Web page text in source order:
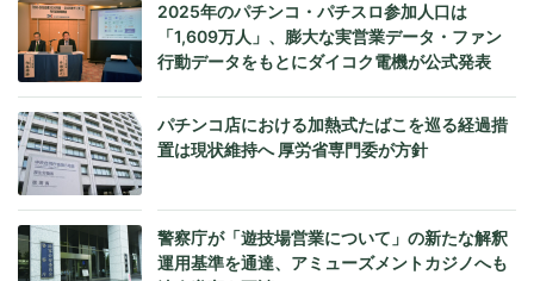
2025年のパチンコ・パチスロ参加人口は
「1,609万人」、膨大な実営業データ・ファン
行動データをもとにダイコク電機が公式発表
パチンコ店における加熱式たばこを巡る経過措
置は現状維持へ 厚労省専門委が方針
警察庁が「遊技場営業について」の新たな解釈
運用基準を通達、アミューズメントカジノへも